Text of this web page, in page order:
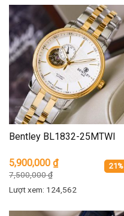
Bentley BL1832-25MTWI
5,900,000 ₫
7,500,000₫
21%
Lượt xem: 124,562